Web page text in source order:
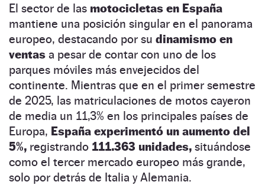
El sector de las motocicletas en España
mantiene una posición singular en el panorama
europeo, destacando por su dinamismo en
ventas a pesar de contar con uno de los
parques móviles más envejecidos del
continente. Mientras que en el primer semestre
de 2025, las matriculaciones de motos cayeron
de media un 11,3% en los principales países de
Europa, España experimentó un aumento del
5%, registrando 111.363 unidades, situándose
como el tercer mercado europeo más grande,
solo por detrás de Italia y Alemania.